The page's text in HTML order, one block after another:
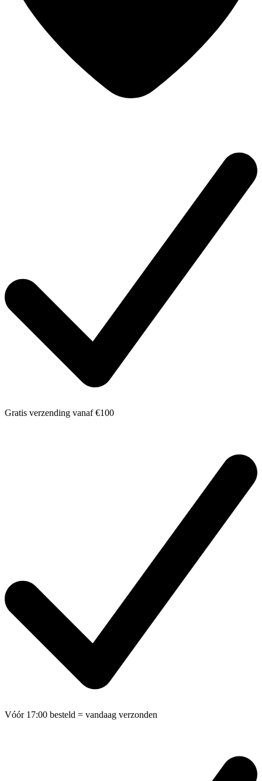
Gratis verzending vanaf €100
Vóór 17:00 besteld = vandaag verzonden